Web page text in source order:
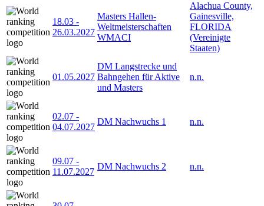
18.03 -
26.03.2027
Masters Hallen-
Weltmeisterschaften
WMACI
Alachua County,
Gainesville,
FLORIDA
(Vereinigte
Staaten)
01.05.2027
DM Langstrecke und
Bahngehen für Aktive
und Masters
n.n.
02.07 -
04.07.2027
DM Nachwuchs 1 n.n.
09.07 -
11.07.2027
DM Nachwuchs 2 n.n.